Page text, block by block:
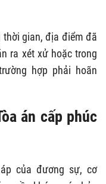
gian, địa điểm đã
ra xét xử hoặc trong
hợp phải hoãn
án cấp phúc
của đương sự, cơ